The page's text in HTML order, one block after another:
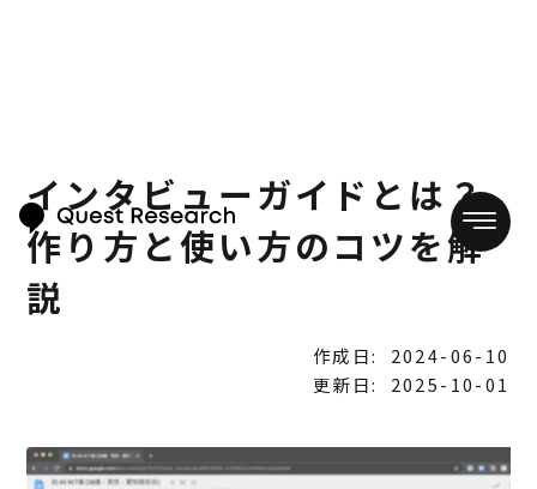
インタビューガイドとは？
作り方と使い方のコツを解
説
作成日:
2024-06-10
更新日:
2025-10-01